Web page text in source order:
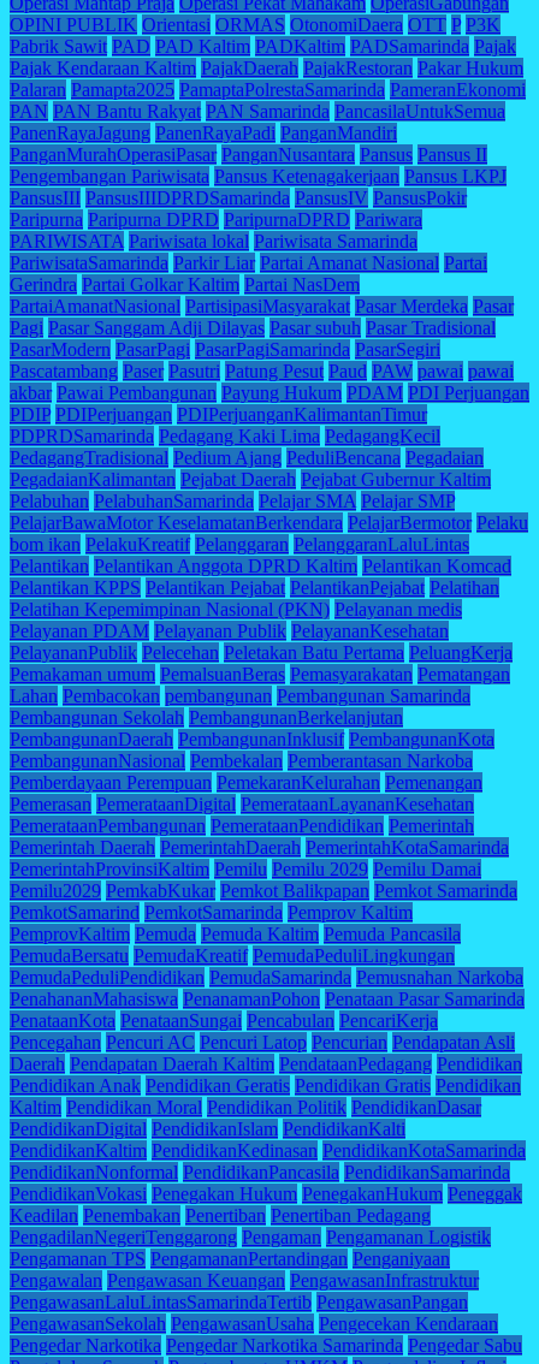
OPINI PUBLIK Orientasi ORMAS OtonomiDaera OTT P P3K
Pabrik Sawit PAD PAD Kaltim PADKaltim PADSamarinda Pajak
Pajak Kendaraan Kaltim PajakDaerah PajakRestoran Pakar Hukum
Palaran Pamapta2025 PamaptaPolrestaSamarinda PameranEkonomi
PAN PAN Bantu Rakyat PAN Samarinda PancasilaUntukSemua
PanenRayaJagung PanenRayaPadi PanganMandiri
PanganMurahOperasiPasar PanganNusantara Pansus Pansus II
Pengembangan Pariwisata Pansus Ketenagakerjaan Pansus LKPJ
PansusIII PansusIIIDPRDSamarinda PansusIV PansusPokir
Paripurna Paripurna DPRD ParipurnaDPRD Pariwara
PARIWISATA Pariwisata lokal Pariwisata Samarinda
PariwisataSamarinda Parkir Liar Partai Amanat Nasional Partai
Gerindra Partai Golkar Kaltim Partai NasDem
PartaiAmanatNasional PartisipasiMasyarakat Pasar Merdeka Pasar
Pagi Pasar Sanggam Adji Dilayas Pasar subuh Pasar Tradisional
PasarModern PasarPagi PasarPagiSamarinda PasarSegiri
Pascatambang Paser Pasutri Patung Pesut Paud PAW pawai pawai
akbar Pawai Pembangunan Payung Hukum PDAM PDI Perjuangan
PDIP PDIPerjuangan PDIPerjuanganKalimantanTimur
PDPRDSamarinda Pedagang Kaki Lima PedagangKecil
PedagangTradisional Pedium Ajang PeduliBencana Pegadaian
PegadaianKalimantan Pejabat Daerah Pejabat Gubernur Kaltim
Pelabuhan PelabuhanSamarinda Pelajar SMA Pelajar SMP
PelajarBawaMotor KeselamatanBerkendara PelajarBermotor Pelaku
bom ikan PelakuKreatif Pelanggaran PelanggaranLaluLintas
Pelantikan Pelantikan Anggota DPRD Kaltim Pelantikan Komcad
Pelantikan KPPS Pelantikan Pejabat PelantikanPejabat Pelatihan
Pelatihan Kepemimpinan Nasional (PKN) Pelayanan medis
Pelayanan PDAM Pelayanan Publik PelayananKesehatan
PelayananPublik Pelecehan Peletakan Batu Pertama PeluangKerja
Pemakaman umum PemalsuanBeras Pemasyarakatan Pematangan
Lahan Pembacokan pembangunan Pembangunan Samarinda
Pembangunan Sekolah PembangunanBerkelanjutan
PembangunanDaerah PembangunanInklusif PembangunanKota
PembangunanNasional Pembekalan Pemberantasan Narkoba
Pemberdayaan Perempuan PemekaranKelurahan Pemenangan
Pemerasan PemerataanDigital PemerataanLayananKesehatan
PemerataanPembangunan PemerataanPendidikan Pemerintah
Pemerintah Daerah PemerintahDaerah PemerintahKotaSamarinda
PemerintahProvinsiKaltim Pemilu Pemilu 2029 Pemilu Damai
Pemilu2029 PemkabKukar Pemkot Balikpapan Pemkot Samarinda
PemkotSamarind PemkotSamarinda Pemprov Kaltim
PemprovKaltim Pemuda Pemuda Kaltim Pemuda Pancasila
PemudaBersatu PemudaKreatif PemudaPeduliLingkungan
PemudaPeduliPendidikan PemudaSamarinda Pemusnahan Narkoba
PenahananMahasiswa PenanamanPohon Penataan Pasar Samarinda
PenataanKota PenataanSungai Pencabulan PencariKerja
Pencegahan Pencuri AC Pencuri Latop Pencurian Pendapatan Asli
Daerah Pendapatan Daerah Kaltim PendataanPedagang Pendidikan
Pendidikan Anak Pendidikan Geratis Pendidikan Gratis Pendidikan
Kaltim Pendidikan Moral Pendidikan Politik PendidikanDasar
PendidikanDigital PendidikanIslam PendidikanKalti
PendidikanKaltim PendidikanKedinasan PendidikanKotaSamarinda
PendidikanNonformal PendidikanPancasila PendidikanSamarinda
PendidikanVokasi Penegakan Hukum PenegakanHukum Peneggak
Keadilan Penembakan Penertiban Penertiban Pedagang
PengadilanNegeriTenggarong Pengaman Pengamanan Logistik
Pengamanan TPS PengamananPertandingan Penganiyaan
Pengawalan Pengawasan Keuangan PengawasanInfrastruktur
PengawasanLaluLintasSamarindaTertib PengawasanPangan
PengawasanSekolah PengawasanUsaha Pengecekan Kendaraan
Pengedar Narkotika Pengedar Narkotika Samarinda Pengedar Sabu